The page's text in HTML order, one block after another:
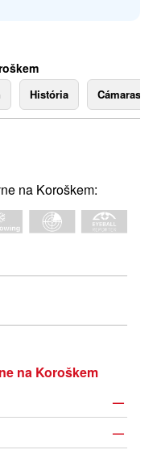
História Cámaras
na Koroškem:
na Koroškem
—
—